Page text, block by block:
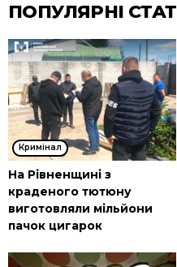
ПОПУЛЯРНІ
Кримінал
На Рівненщині з
краденого тютюну
виготовляли мільйони
пачок цигарок